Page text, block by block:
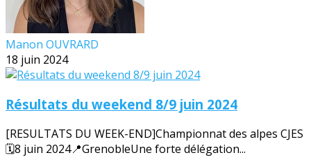
Manon OUVRARD
18 juin 2024
Résultats du weekend 8/9 juin 2024
[RESULTATS DU WEEK-END]Championnat des alpes CJES
🗓️8 juin 2024📍GrenobleUne forte délégation...